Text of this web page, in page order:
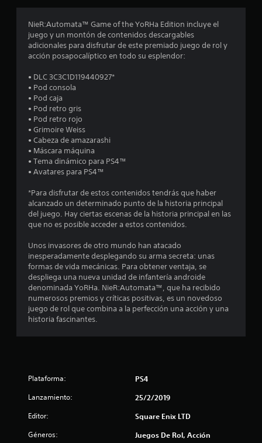
o
e
s
s
n
8
2
0
NieR:Automata™ Game of the YoRHa Edition incluye el
juego y un montón de contenidos descargables
adicionales para disfrutar de este premiado juego de rol y
acción posapocalíptico en todo su esplendor:
• DLC 3C3C1D119440927*
• Pod consola
• Pod caja
• Pod retro gris
• Pod retro rojo
• Grimoire Weiss
• Cabeza de amazarashi
• Máscara máquina
• Tema dinámico para PS4™
• Avatares para PS4™
*Para disfrutar de estos contenidos tendrás que haber
alcanzado un determinado punto de la historia principal
del juego. Hay ciertas escenas de la historia principal en las
que no es posible acceder a estos contenidos.
Unos invasores de otro mundo han atacado
inesperadamente desplegando su arma secreta: unas
formas de vida mecánicas. Para obtener ventaja, se
despliega una nueva unidad de infantería androide
denominada YoRHa. NieR:Automata™, que ha recibido
numerosos premios y críticas positivas, es un novedoso
juego de rol que combina a la perfección una acción y una
historia fascinantes.
Plataforma: PS4
Lanzamiento: 25/2/2019
Editor: Square Enix LTD
Géneros: Juegos De Rol, Acción